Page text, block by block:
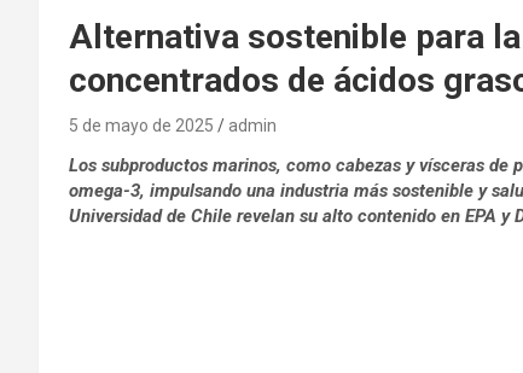
Alternativa sostenible para
concentrados de ácidos
5 de mayo de 2025 admin
Los subproductos marinos, como cabezas y vísceras
omega-3, impulsando una industria más sostenible y
Universidad de Chile revelan su alto contenido en EPA